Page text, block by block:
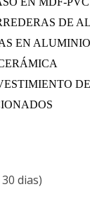
DE
EN
dias)